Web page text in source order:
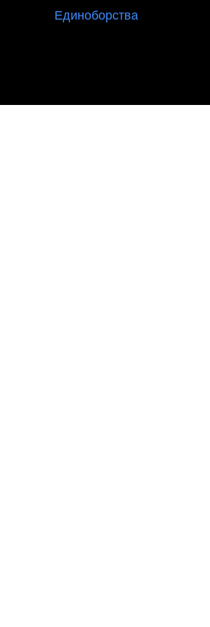
Единоборства